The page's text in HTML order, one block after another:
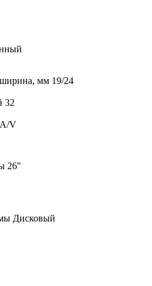
мм 19/24
32
A/V
26"
Дисковый